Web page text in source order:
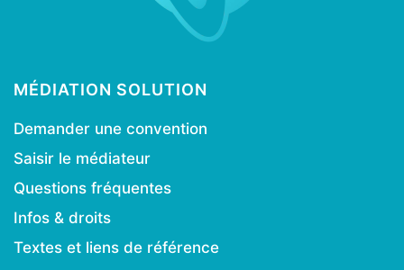
MÉDIATION SOLUTION
Demander une convention
Saisir le médiateur
Questions fréquentes
Infos & droits
Textes et liens de référence